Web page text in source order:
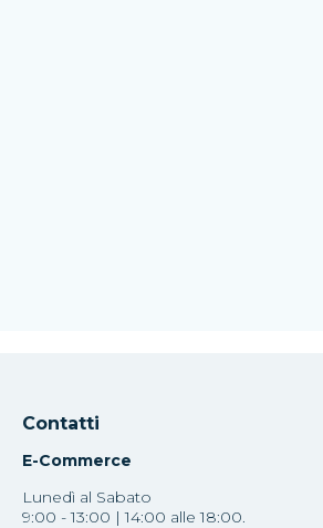
Contatti
E-Commerce
Lunedì al Sabato
9:00 - 13:00 | 14:00 alle 18:00.